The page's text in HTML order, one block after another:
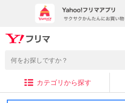
カテゴリから探す